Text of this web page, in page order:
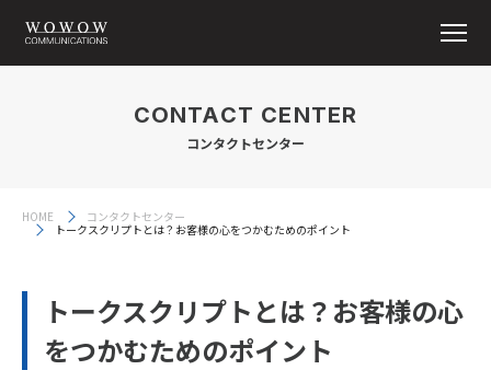
CONTACT CENTER
コンタクトセンター
HOME
コンタクトセンター
トークスクリプトとは？お客様の心をつかむためのポイント
トークスクリプトとは？お客様の心
をつかむためのポイント